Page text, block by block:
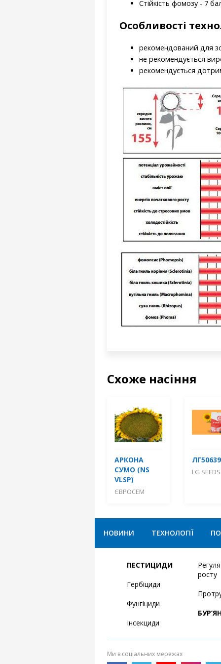
Стійкість фомозу - 7
Особливості
рекомендований для
не рекомендується
рекомендується
Схоже насіння
АРКОНА
СУМО (NS
VLSP)
ЄВРОСЕМ
LG SEEDS
НОВИНИ ТЕХНОЛОГІЇ
ПЕСТИЦИДИ
Гербіциди
Фунгіциди
Інсекциди
росту
Ми в соціальних мережах